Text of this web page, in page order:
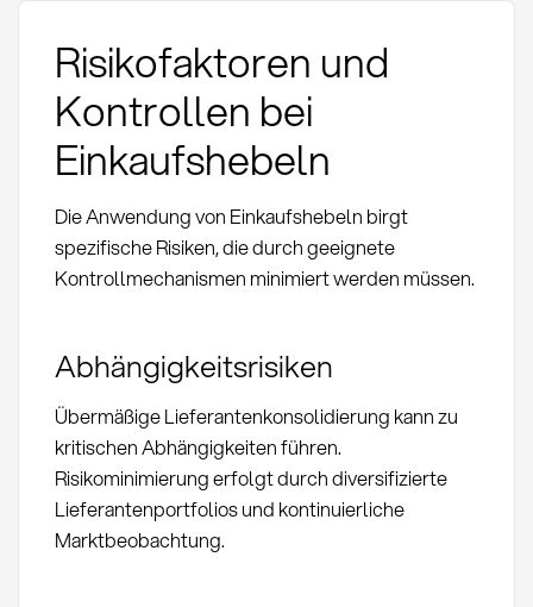
Risikofaktoren und
Kontrollen bei
Einkaufshebeln
Die Anwendung von Einkaufshebeln birgt
spezifische Risiken, die durch geeignete
Kontrollmechanismen minimiert werden müssen.
Abhängigkeitsrisiken
Übermäßige Lieferantenkonsolidierung kann zu
kritischen Abhängigkeiten führen.
Risikominimierung erfolgt durch diversifizierte
Lieferantenportfolios und kontinuierliche
Marktbeobachtung.